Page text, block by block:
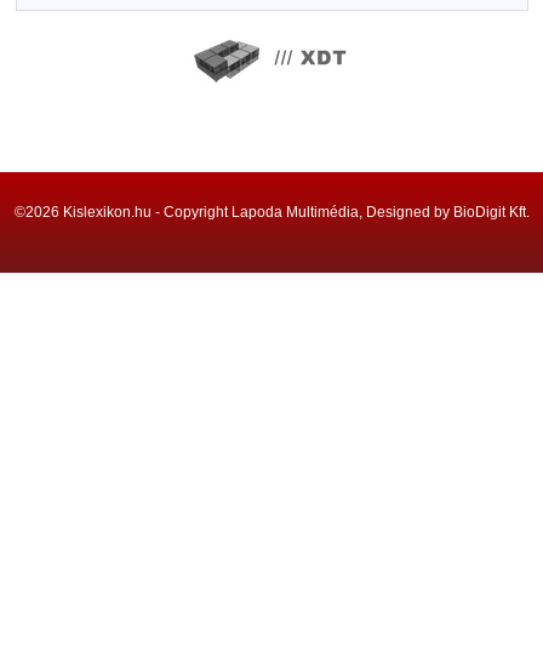
©2026 Kislexikon.hu - Copyright Lapoda Multimédia, Designed by BioDigit Kft.